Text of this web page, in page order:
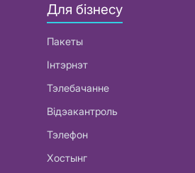
Для бізнесу
Пакеты
Інтэрнэт
Тэлебачанне
Відэакантроль
Тэлефон
Хостынг